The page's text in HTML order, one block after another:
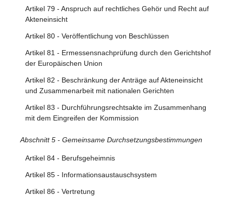
Abschnitt 6 - Sonstige Bestimmungen über
Sorgfaltspflichten
Artikel 44 - Normen
Artikel 45 - Verhaltenskodizes
Artikel 47 - Verhaltenskodizes in Bezug auf die
Artikel 48 - Krisenprotokolle
Artikel 79 - Anspruch auf rechtliches Gehör und Recht auf
Akteneinsicht
Artikel 80 - Veröffentlichung von Beschlüssen
Artikel 81 - Ermessensnachprüfung durch den Gerichtshof
der Europäischen Union
Artikel 82 - Beschränkung der Anträge auf Akteneinsicht
und Zusammenarbeit mit nationalen Gerichten
Artikel 83 - Durchführungsrechtsakte im Zusammenhang
mit dem Eingreifen der Kommission
Abschnitt 5 - Gemeinsame Durchsetzungsbestimmungen
Artikel 84 - Berufsgeheimnis
Artikel 85 - Informationsaustauschsystem
Artikel 86 - Vertretung